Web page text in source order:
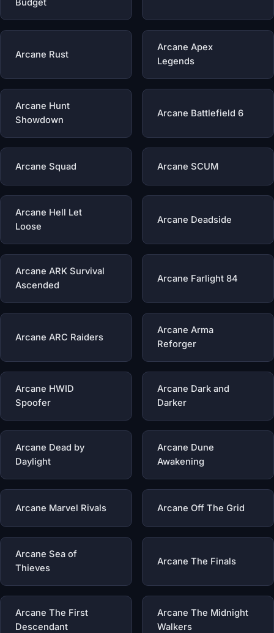
Budget
Arcane Rust
Arcane Apex
Legends
Arcane Hunt
Showdown
Arcane Battlefield 6
Arcane Squad Arcane SCUM
Arcane Hell Let
Loose
Arcane Deadside
Arcane ARK Survival
Ascended
Arcane Farlight 84
Arcane ARC Raiders
Arcane Arma
Reforger
Arcane HWID
Spoofer
Arcane Dark and
Darker
Arcane Dead by
Daylight
Arcane Dune
Awakening
Arcane Marvel Rivals Arcane Off The Grid
Arcane Sea of
Thieves
Arcane The Finals
Arcane The First
Descendant
Arcane The Midnight
Walkers